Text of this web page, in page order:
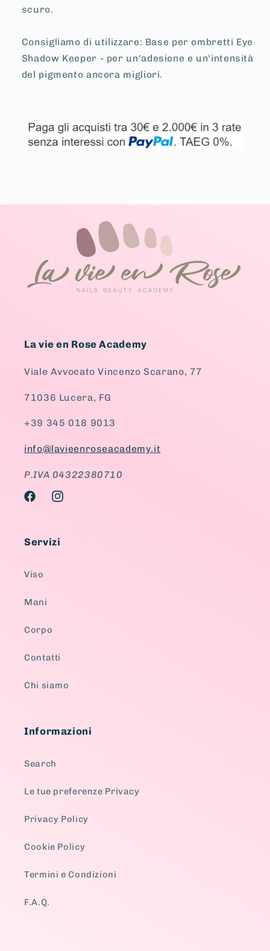
scuro.
Consigliamo di utilizzare: Base per ombretti Eye
Shadow Keeper - per un'adesione e un'intensità
del pigmento ancora migliori.
La vie en Rose Academy
Viale Avvocato Vincenzo Scarano, 77
71036 Lucera, FG
+39 345 018 9013
info@lavieenroseacademy.it
P.IVA 04322380710
FacebookInstagram
Servizi
Viso
Mani
Corpo
Contatti
Chi siamo
Informazioni
Search
Le tue preferenze Privacy
Privacy Policy
Cookie Policy
Termini e Condizioni
F.A.Q.